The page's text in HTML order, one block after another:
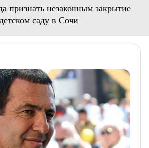
признать незаконным закрытие
саду в Сочи